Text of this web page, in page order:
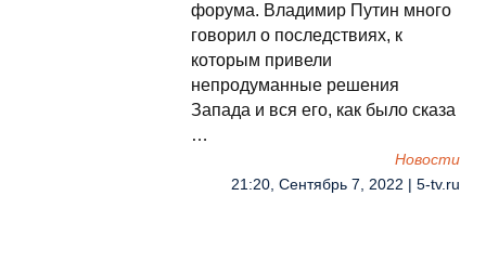
форума. Владимир Путин много
говорил о последствиях, к
которым привели
непродуманные решения
Запада и вся его, как было сказа
…
Новости
21:20, Сентябрь 7, 2022 | 5-tv.ru